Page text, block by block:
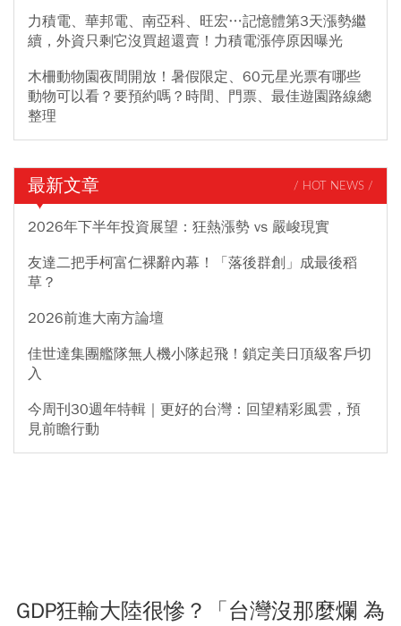
力積電、華邦電、南亞科、旺宏…記憶體第3天漲勢繼
續，外資只剩它沒買超還賣！力積電漲停原因曝光
木柵動物園夜間開放！暑假限定、60元星光票有哪些
動物可以看？要預約嗎？時間、門票、最佳遊園路線總
整理
最新文章 / HOT NEWS /
2026年下半年投資展望：狂熱漲勢 vs 嚴峻現實
友達二把手柯富仁裸辭內幕！「落後群創」成最後稻
草？
2026前進大南方論壇
佳世達集團艦隊無人機小隊起飛！鎖定美日頂級客戶切
入
今周刊30週年特輯｜更好的台灣：回望精彩風雲，預
見前瞻行動
GDP狂輸大陸很慘？「台灣沒那麼爛 為